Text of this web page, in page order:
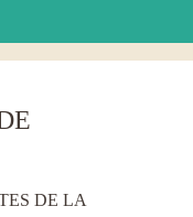
DE LA